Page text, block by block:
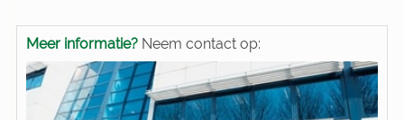
Meer informatie?Neem contact op: